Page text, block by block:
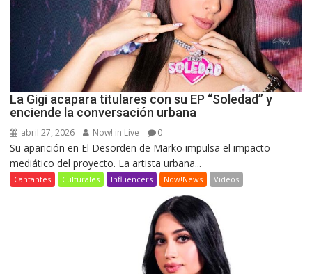
La Gigi acapara titulares con su EP “Soledad” y
enciende la conversación urbana
abril 27, 2026 Now! in Live 0
Su aparición en El Desorden de Marko impulsa el impacto
mediático del proyecto. La artista urbana...
Cantantes Culturales Influencers Now!News Videos